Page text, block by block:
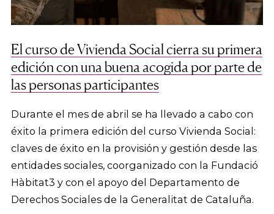
El curso de Vivienda Social cierra su primera
edición con una buena acogida por parte de
las personas participantes
Durante el mes de abril se ha llevado a cabo con
éxito la primera edición del curso Vivienda Social:
claves de éxito en la provisión y gestión desde las
entidades sociales, coorganizado con la Fundació
Hàbitat3 y con el apoyo del Departamento de
Derechos Sociales de la Generalitat de Cataluña.